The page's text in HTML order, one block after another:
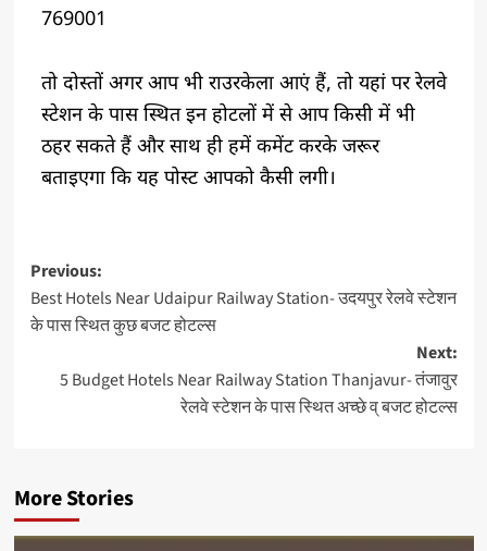
769001
तो दोस्तों अगर आप भी राउरकेला आएं हैं, तो यहां पर रेलवे
स्टेशन के पास स्थित इन होटलों में से आप किसी में भी
ठहर सकते हैं और साथ ही हमें कमेंट करके जरूर
बताइएगा कि यह पोस्ट आपको कैसी लगी।
Previous:
Best Hotels Near Udaipur Railway Station- उदयपुर रेलवे स्टेशन
के पास स्थित कुछ बजट होटल्स
Next:
5 Budget Hotels Near Railway Station Thanjavur- तंजावुर
रेलवे स्टेशन के पास स्थित अच्छे व् बजट होटल्स
More Stories